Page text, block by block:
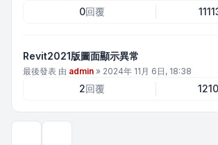
0回覆
Revit2021版圖面顯示異常
最後發表 由 admin » 2024年 11月 6日, 18:38
2回覆